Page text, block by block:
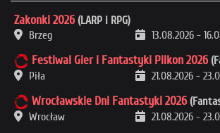
Zakonki 2026 (LARP i RPG)
Brzeg
13.08.2026 -
Festiwal Gier i Fantastyki Pilkon 2026
Piła
21.08.2026 -
Wrocławskie Dni Fantastyki 2026
Wrocław
21.08.2026 -